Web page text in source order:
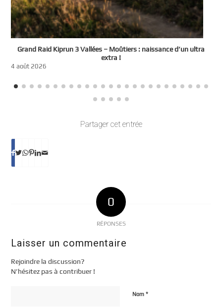
Grand Raid Kiprun 3 Vallées – Moûtiers : naissance d’un ultra
extra !
4 août 2026
Partager cet entrée
0
RÉPONSES
Laisser un commentaire
Rejoindre la discussion?
N’hésitez pas à contribuer !
Nom*